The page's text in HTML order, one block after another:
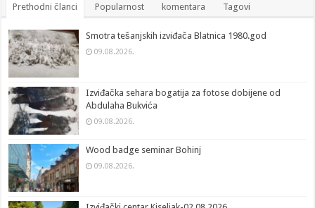
Prethodni članci Popularnost komentara Tagovi
Smotra tešanjskih izviđača Blatnica 1980.god
09.08.2026.
Izviđačka sehara bogatija za fotose dobijene od
Abdulaha Bukvića
09.08.2026.
Wood badge seminar Bohinj
09.08.2026.